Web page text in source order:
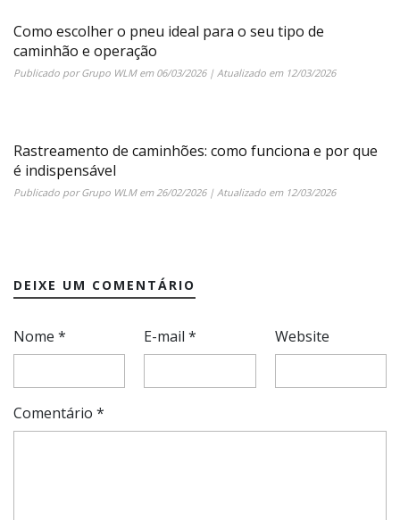
Como escolher o pneu ideal para o seu tipo de
caminhão e operação
Publicado porGrupo WLMem 06/03/2026| Atualizado em 12/03/2026
Rastreamento de caminhões: como funciona e por que
é indispensável
Publicado porGrupo WLMem26/02/2026| Atualizado em 12/03/2026
DEIXE UM COMENTÁRIO
Nome * E-mail* Website
Comentário *